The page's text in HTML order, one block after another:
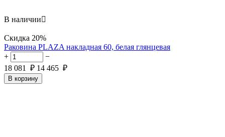
В наличии
Скидка 20%
Раковина PLAZA накладная 60, белая глянцевая
+
−
18 081
₽ 14 465 ₽
В корзину